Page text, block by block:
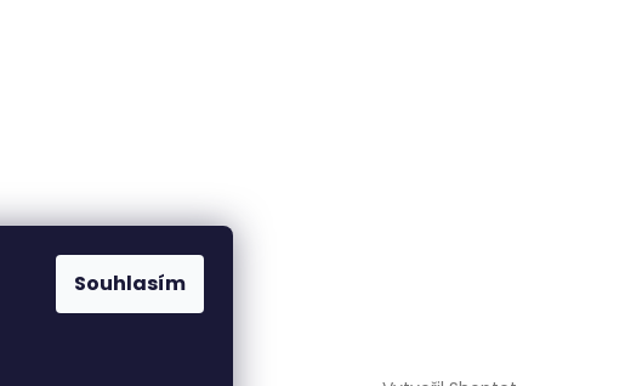
Souhlasím